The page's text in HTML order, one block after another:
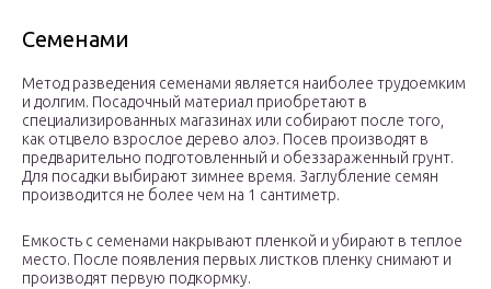
Семенами
Метод разведения семенами является наиболее трудоемким
и долгим. Посадочный материал приобретают в
специализированных магазинах или собирают после того,
как отцвело взрослое дерево алоэ. Посев производят в
предварительно подготовленный и обеззараженный грунт.
Для посадки выбирают зимнее время. Заглубление семян
производится не более чем на 1 сантиметр.
Емкость с семенами накрывают пленкой и убирают в теплое
место. После появления первых листков пленку снимают и
производят первую подкормку.